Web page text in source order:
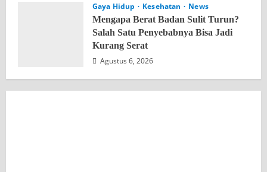
Gaya Hidup Kesehatan
News
Mengapa Berat Badan Sulit Turun?
Salah Satu Penyebabnya Bisa Jadi
Kurang Serat
Agustus 6, 2026